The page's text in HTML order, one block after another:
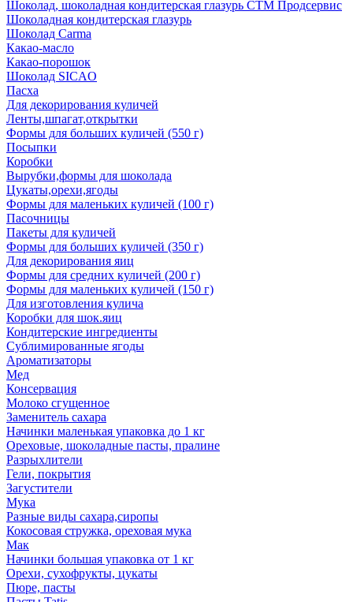
Шоколад, шоколадная кондитерская глазурь СТМ Продсервис
Шоколадная кондитерская глазурь
Шоколад Carma
Какао-масло
Какао-порошок
Шоколад SICAO
Пасха
Для декорирования куличей
Ленты,шпагат,открытки
Формы для больших куличей (550 г)
Посыпки
Коробки
Вырубки,формы для шоколада
Цукаты,орехи,ягоды
Формы для маленьких куличей (100 г)
Пасочницы
Пакеты для куличей
Формы для больших куличей (350 г)
Для декорирования яиц
Формы для средних куличей (200 г)
Формы для маленьких куличей (150 г)
Для изготовления кулича
Коробки для шок.яиц
Кондитерские ингредиенты
Сублимированные ягоды
Ароматизаторы
Мед
Консервация
Молоко сгущенное
Заменитель сахара
Начинки маленькая упаковка до 1 кг
Ореховые, шоколадные пасты, пралине
Разрыхлители
Гели, покрытия
Загустители
Мука
Разные виды сахара,сиропы
Кокосовая стружка, ореховая мука
Мак
Начинки большая упаковка от 1 кг
Орехи, сухофрукты, цукаты
Пюре, пасты